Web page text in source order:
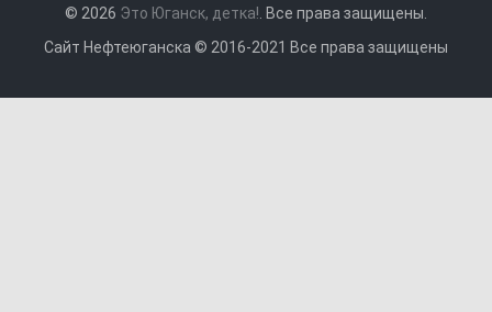
© 2026 Это Юганск, детка! . Все права защищены.
Сайт Нефтеюганска © 2016-2021 Все права защищены